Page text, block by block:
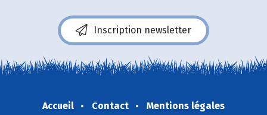
Inscription newsletter
Accueil Contact
Mentions légales